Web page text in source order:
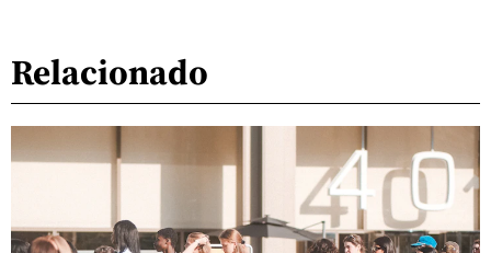
Relacionado